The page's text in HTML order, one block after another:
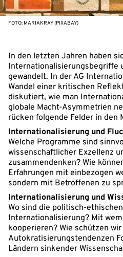
FOTO: MARIAKRAY (PIXABAY)
In den letzten Jahren haben
Internationalisierungsbegriffe
gewandelt. In der AG
Wandel einer kritischen
diskutiert, wie man
globale Macht-Asymmetrien
rücken folgende Felder in den
Internationalisierung und
Welche Programme sind
wissenschaftlicher Exzellenz
zusammendenken? Wie
Erfahrungen mit einbezogen
sondern mit Betroffenen zu
Internationalisierung und
Wo sind die politisch-
Internationalisierung? Mit
kooperieren? Wie schützen
Autokratisierungstendenzen
Ländern sinkender